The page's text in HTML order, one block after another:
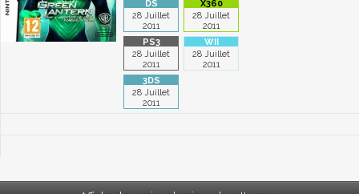
28 Juillet
2011
28 Juillet
2011
28 Juillet
2011
28 Juillet
2011
28 Juillet
2011